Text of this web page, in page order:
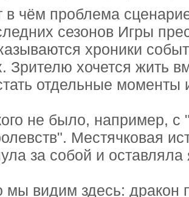
в чём проблема
сезонов Игры
хроники
Зрителю хочется жить
отдельные моменты
не было, например,
Местячковая
за собой и оставляла
мы видим здесь: дракон